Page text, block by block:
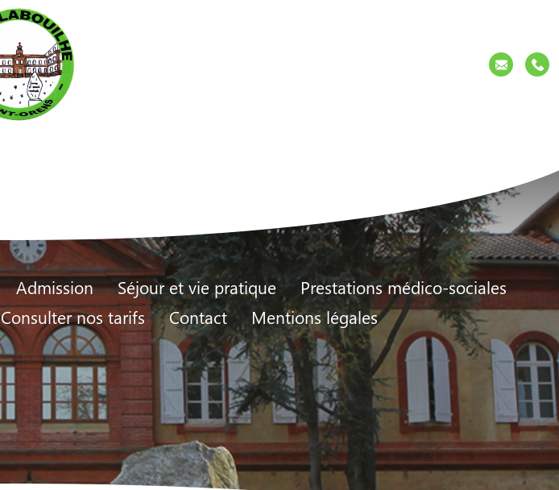
Admission Séjour et vie pratique
Prestations médico-sociales
Consulter nos tarifs Contact Mentions légales